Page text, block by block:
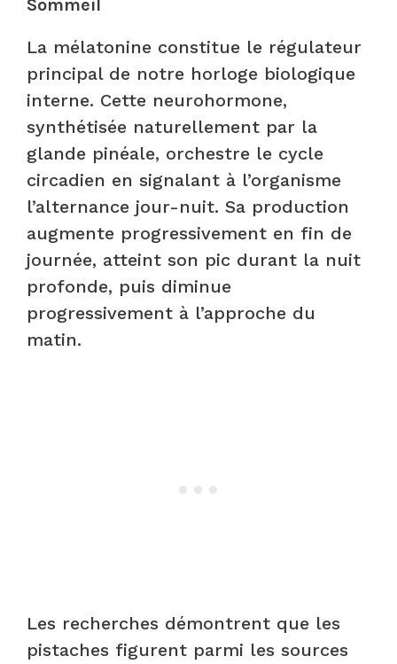
Sommeil
La mélatonine constitue le régulateur
principal de notre horloge biologique
interne. Cette neurohormone,
synthétisée naturellement par la
glande pinéale, orchestre le cycle
circadien en signalant à l’organisme
l’alternance jour-nuit. Sa production
augmente progressivement en fin de
journée, atteint son pic durant la nuit
profonde, puis diminue
progressivement à l’approche du
matin.
Les recherches démontrent que les
pistaches figurent parmi les sources